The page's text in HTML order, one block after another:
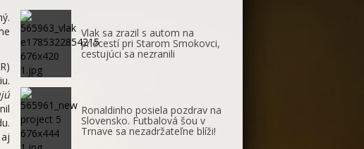
Vlak sa zrazil s autom na
priecestí pri Starom Smokovci,
cestujúci sa nezranili
Ronaldinho posiela pozdrav na
Slovensko. Futbalová šou v
Trnave sa nezadržateľne blíži!